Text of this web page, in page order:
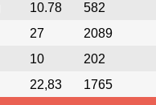
10.78 582
27 2089
10 202
22,83 1765